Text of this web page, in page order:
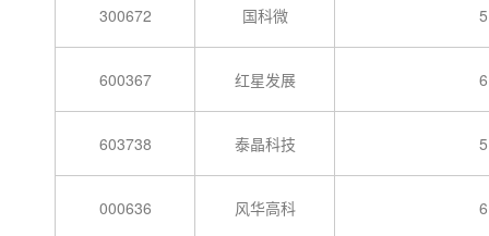
300672 国科微 5
600367 红星发展 6
603738 泰晶科技 5
000636 风华高科 6